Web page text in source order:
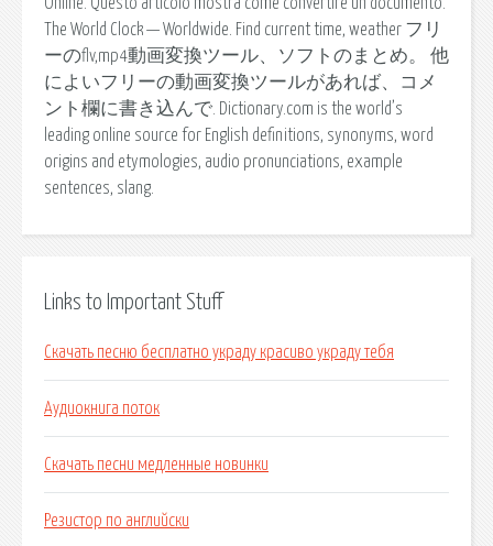
The World Clock — Worldwide. Find current time, weather フリ
ーのflv,mp4動画変換ツール、ソフトのまとめ。 他
によいフリーの動画変換ツールがあれば、コメ
ント欄に書き込んで. Dictionary.com is the world’s
leading online source for English definitions, synonyms, word
origins and etymologies, audio pronunciations, example
sentences, slang.
Links to Important Stuff
Скачать песню бесплатно украду красиво украду тебя
Аудиокнига поток
Скачать песни медленные новинки
Резистор по английски